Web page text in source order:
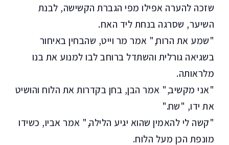
שזכה להערה אפילו מפי הגברת הקשישה, לבנת
השיער, שסרגה בנחת ליד האח.
"שמע את הרוח," אמר מר וייט, שהבחין באיחור
בשגיאה גורלית והשתדל ברוחב לבו למנוע את בנו
מלראותה.
"אני מקשיב," אמר הבן, בחן בקדרות את הלוח והושיט
את ידו, "שח."
"קשה לי להאמין שהוא יגיע הלילה," אמר אביו, כשידו
מונפת הכן מעל הלוח.